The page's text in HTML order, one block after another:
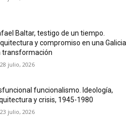
Baltar, testigo de un tiempo.
y compromiso en una Galicia
transformación
28 julio, 2026
funcionalismo. Ideología,
y crisis, 1945-1980
23 julio, 2026